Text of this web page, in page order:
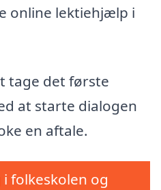
online lektiehjælp i
tage det første
at starte dialogen
en aftale.
folkeskolen og